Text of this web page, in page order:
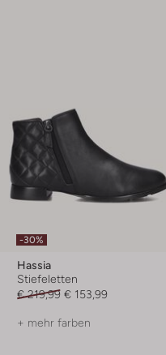
-30%
Hassia
Stiefeletten
€ 219,99 € 153,99
+ mehr farben